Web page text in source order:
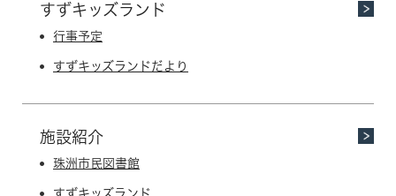
すずキッズランド
行事予定
すずキッズランドだより
施設紹介
珠洲市民図書館